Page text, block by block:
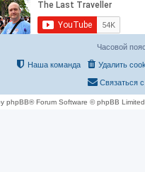
Часовой
Удалить
Наша команда
Связаться
phpBB® Forum Software © phpBB Limited